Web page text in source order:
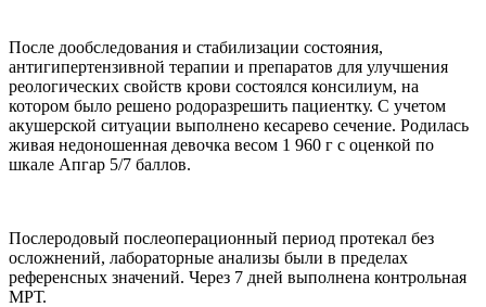
После дообследования и стабилизации состояния,
антигипертензивной терапии и препаратов для улучшения
реологических свойств крови состоялся консилиум, на
котором было решено родоразрешить пациентку. С учетом
акушерской ситуации выполнено кесарево сечение. Родилась
живая недоношенная девочка весом 1 960 г с оценкой по
шкале Апгар 5/7 баллов.
Послеродовый послеоперационный период протекал без
осложнений, лабораторные анализы были в пределах
референсных значений. Через 7 дней выполнена контрольная
МРТ.